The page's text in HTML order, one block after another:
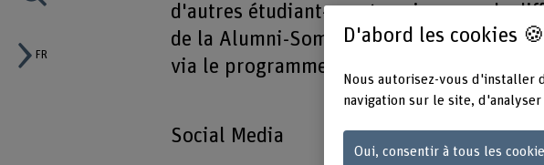
FR
d'autres étudiant-e-s et ancien-ne-s de
de la Alumni-Sommerfest, à un «HAFL
via le programme de mentorat ou
Social Media
D'abord les cookies 🍪
Nous autorisez-vous d'installer
navigation sur le site,
Oui, consentir à tous les